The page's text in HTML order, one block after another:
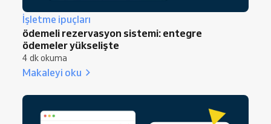
İşletme ipuçları
ödemeli rezervasyon sistemi: entegre
ödemeler yükselişte
4 dk okuma
Makaleyi oku